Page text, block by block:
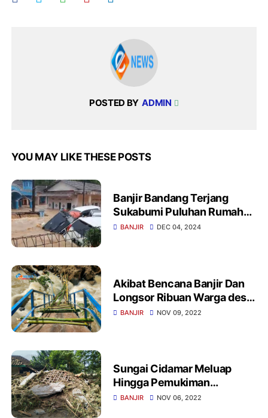
POSTED BY ADMIN
YOU MAY LIKE THESE POSTS
Banjir Bandang Terjang
Sukabumi Puluhan Rumah
Terendam Hingga Mobil
BANJIR DEC 04, 2024
Akibat Bencana Banjir Dan
Longsor Ribuan Warga desa
Gelarpawitan Terisolir
BANJIR NOV 09, 2022
Sungai Cidamar Meluap
Hingga Pemukiman
Akibatnya Beberapa Rumah
BANJIR NOV 06, 2022